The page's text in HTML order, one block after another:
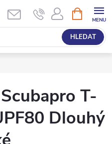
HLEDAT
NÁKUPNÍ
KOŠÍK
T-
Dlouhý